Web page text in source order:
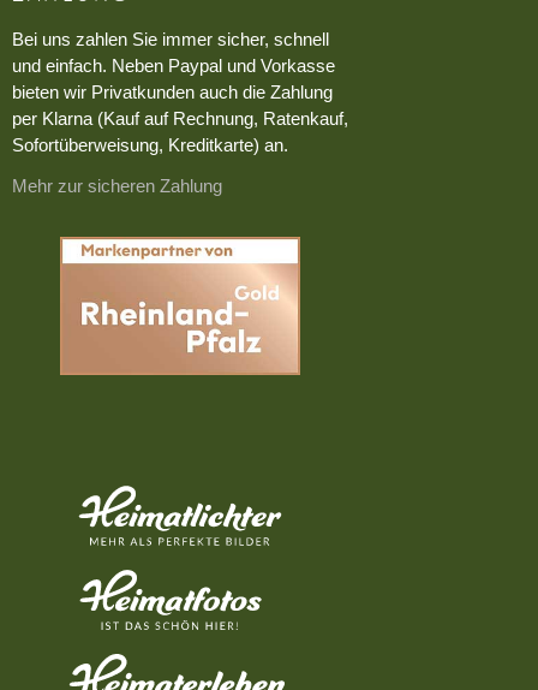
Bei uns zahlen Sie immer sicher, schnell
und einfach. Neben Paypal und Vorkasse
bieten wir Privatkunden auch die Zahlung
per Klarna (Kauf auf Rechnung, Ratenkauf,
Sofortüberweisung, Kreditkarte) an.
Mehr zur sicheren Zahlung